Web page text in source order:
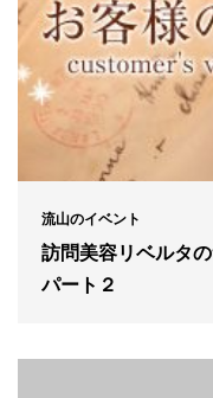
流山のイベント
訪問美容リベルタ
パート２